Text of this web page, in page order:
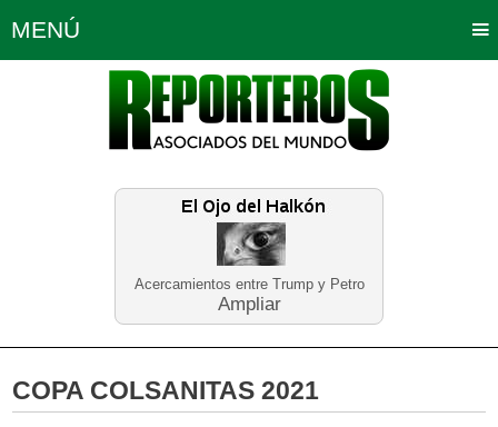
Acercamientos entre Trump y Petro
Ampliar
MENÚ
Política Opinión Bogotá
Planeta Tierra Deportes
Educación Neira
COPA COLSANITAS 2021